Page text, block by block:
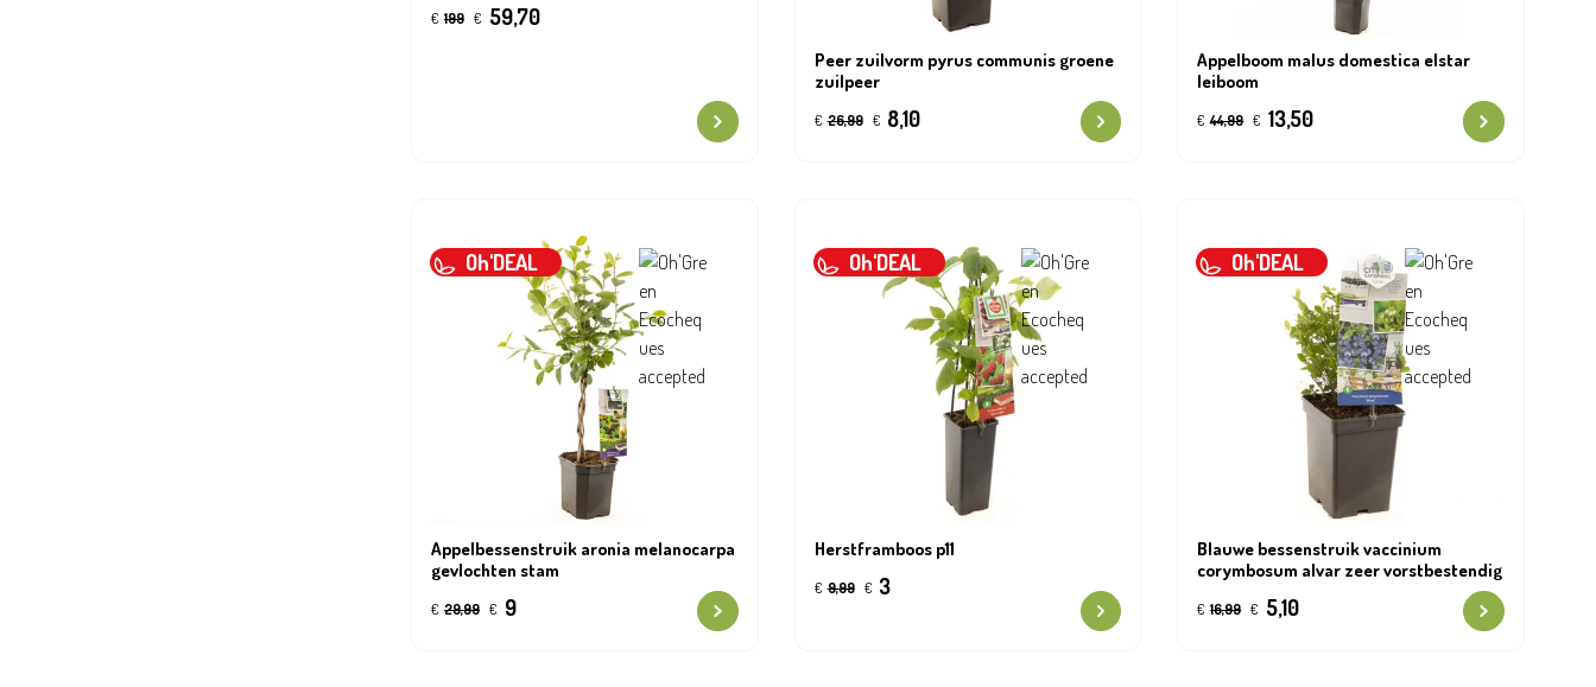
€ 199 € 59,70
Peer zuilvorm pyrus communis groene
zuilpeer
€ 26,99 € 8,10
Appelboom malus domestica elstar
leiboom
€ 44,99 € 13,50
Oh'DEAL
Appelbessenstruik aronia melanocarpa
gevlochten stam
€ 29,99 € 9
Oh'DEAL
Herstframboos p11
€ 9,99 € 3
Oh'DEAL
Blauwe bessenstruik vaccinium
corymbosum alvar zeer vorstbestendig
€ 16,99 € 5,10